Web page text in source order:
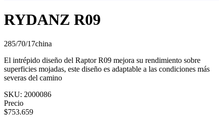
RYDANZ R09
285/70/17china
El intrépido diseño del Raptor R09 mejora su rendimiento sobre
superficies mojadas, este diseño es adaptable a las condiciones más
severas del camino
SKU: 2000086
Precio
$753.659